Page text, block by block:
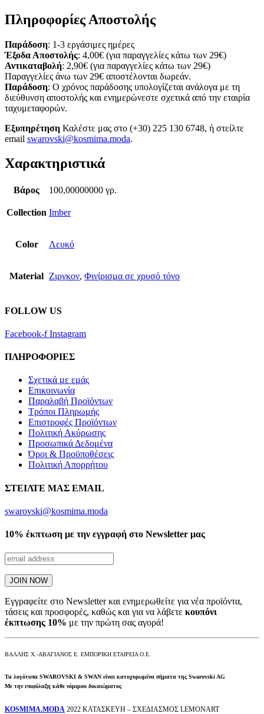
Πληροφορίες Αποστολής
Παράδοση: 1-3 εργάσιμες ημέρες
Έξοδα Αποστολής: 4,00€ (για παραγγελίες κάτω των 29€)
Αντικαταβολή: 2,90€ (για παραγγελίες κάτω των 29€)
Παραγγελίες άνω των 29€ αποστέλονται δωρεάν.
Παράδοση: Ο χρόνος παράδοσης υπολογίζεται ανάλογα με τη
διεύθυνση αποστολής και ενημερώνεστε σχετικά από την εταιρία
ταχυμεταφορών.
Εξυπηρέτηση Καλέστε μας στο (+30) 225 130 6748, ή στείλτε
email swarovski@kosmima.moda.
Χαρακτηριστικά
Βάρος 100,00000000 γρ.
Collection Imber
Color Λευκό
Material Ζιργκον, Φινίρισμα σε χρυσό τόνο
FOLLOW US
Facebook-f Instagram
ΠΛΗΡΟΦΟΡΙΕΣ
Σχετικά με εμάς
Επικοινωνία
Παραλαβή Προϊόντων
Τρόποι Πληρωμής
Επιστροφές Προϊόντων
Πολιτική Ακύρωσης
Προσωπικά Δεδομένα
Όροι & Προϋποθέσεις
Πολιτική Απορρήτου
ΣΤΕΙΛΤΕ ΜΑΣ EMAIL
swarovski@kosmima.moda
10% έκπτωση με την εγγραφή στο Newsletter μας
Εγγραφείτε στο Newsletter και ενημερωθείτε για νέα προϊόντα,
τάσεις και προσφορές, καθώς και για να λάβετε κουπόνι
έκπτωσης 10% με την πρώτη σας αγορά!
ΒΑΛΛΗΣ Χ.-ΑΒΑΓΙΑΝΟΣ Ε. ΕΜΠΟΡΙΚΗ ΕΤΑΙΡΕΙΑ Ο.Ε.
Τα λογότυπα SWAROVSKI & SWAN είναι κατοχυρωμένα σήματα της Swarovski AG
Με την επιφύλαξη κάθε νόμιμου δικαιώματος
KOSMIMA.MODA 2022 ΚΑΤΑΣΚΕΥΗ – ΣΧΕΔΙΑΣΜΟΣ LEMONART